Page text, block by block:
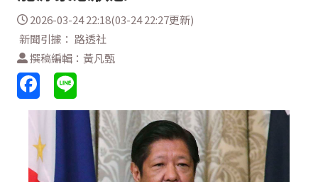
2026-03-24 22:18(03-24 22:27更新)
新聞引據： 路透社
撰稿編輯：黃凡甄